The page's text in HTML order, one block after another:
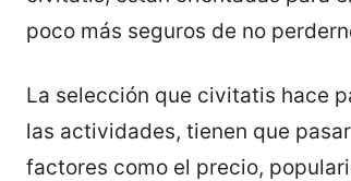
poco más seguros de no
La selección que civitatis hace
las actividades, tienen que
factores como el precio,